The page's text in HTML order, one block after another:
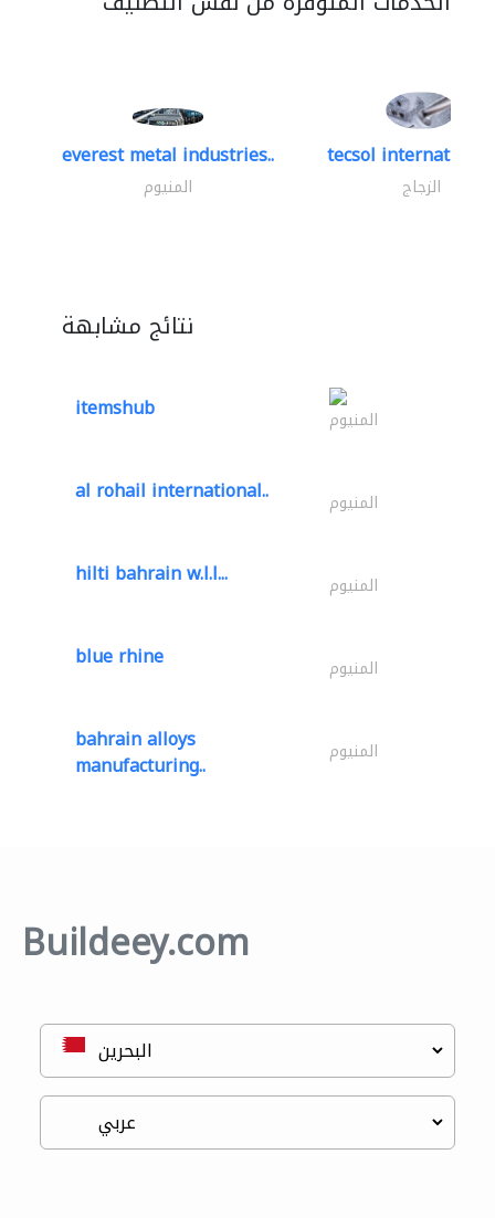
everest metal industries..
المنيوم
tecsol
الزجاج
نتائج مشابهة
itemshub المنيوم
al rohail international.. المنيوم
hilti bahrain w.l.l... المنيوم
blue rhine المنيوم
bahrain alloys
manufacturing.. المنيوم
Buildeey.com